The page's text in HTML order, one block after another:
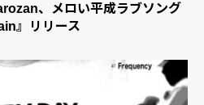
、メロい平成ラブソング
』リリース